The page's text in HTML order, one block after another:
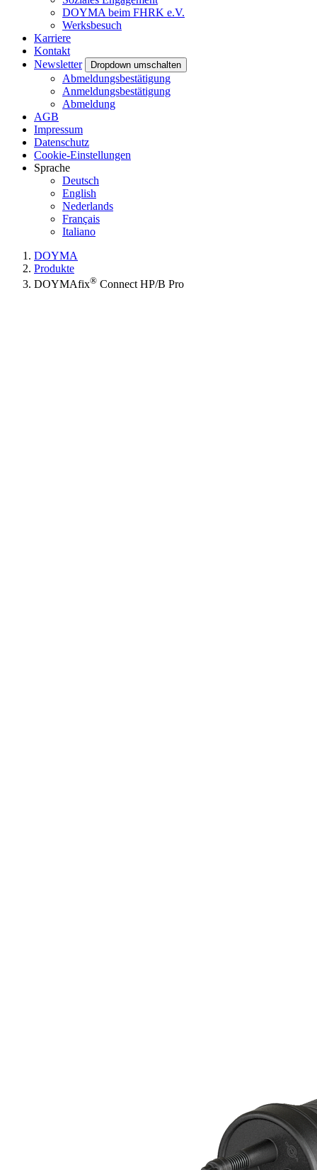
DOYMA beim FHRK e.V.
Werksbesuch
Karriere
Kontakt
Newsletter
Dropdown umschalten
Abmeldungsbestätigung
Anmeldungsbestätigung
Abmeldung
AGB
Impressum
Datenschutz
Cookie-Einstellungen
Sprache
Deutsch
English
Nederlands
Français
Italiano
DOYMA
Produkte
DOYMAfix® Connect HP/B Pro